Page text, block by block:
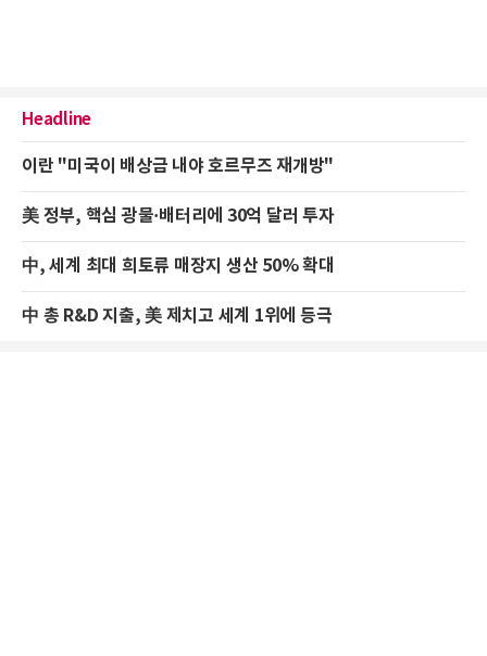
Headline
이란 "미국이 배상금 내야 호르무즈 재개방"
美 정부, 핵심 광물·배터리에 30억 달러 투자
中, 세계 최대 희토류 매장지 생산 50% 확대
中 총 R&D 지출, 美 제치고 세계 1위에 등극